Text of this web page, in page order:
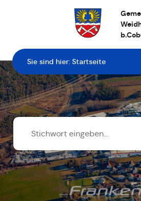
Sie sind hier: Startseite